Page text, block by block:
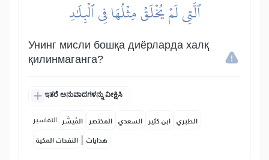
ٱلَّتِي لَمۡ يُخۡلَقۡ مِثۡلُهَا فِي ٱلۡبِلَٰدِ
Унинг мисли бошқа диёрларда халқ
қилинмаганга?
ಇತರೆ ಅನುವಾದಗಳನ್ನು ವೀಕ್ಷಿಸಿ
التفاسير: المُيسَّر المختصر السعدي ابن كثير الطبري
النفحات المكية | هدايات